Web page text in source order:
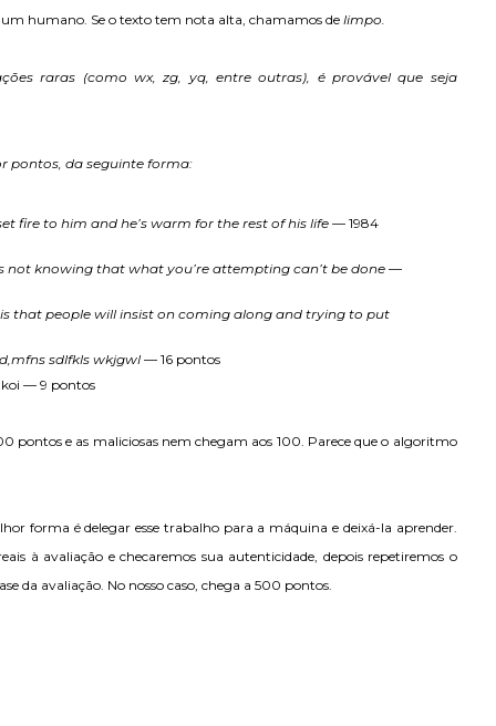
humano. Se o texto tem nota alta, chamamos de limpo.
raras (comowx, zg, yq,entre outras), é provável que seja
pontos, da seguinte forma:
fire to him and he’s warm for the rest of his life — 1984
not knowing that what you’re attempting can’t be done —
that people will insist on coming along and trying to put
sdlfkls wkjgwl — 16 pontos
— 9 pontos
pontos e as maliciosas nem chegam aos 100. Parece que o algoritmo
forma é delegar esse trabalho para a máquina e deixá-la aprender.
à avaliação e checaremos sua autenticidade, depois repetiremos o
da avaliação. No nosso caso, chega a 500 pontos.